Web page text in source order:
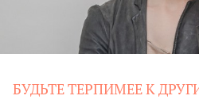
БУДЬТЕ ТЕРПИМЕЕ К